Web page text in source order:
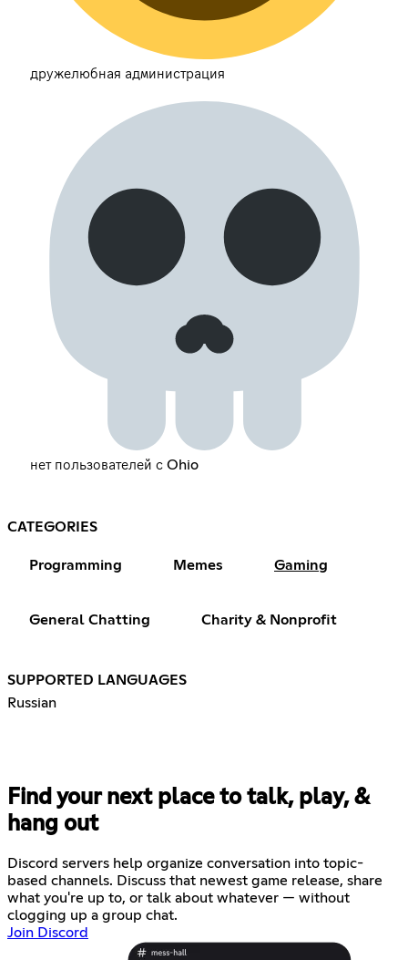
дружелюбная администрация
нет пользователей с Ohio
CATEGORIES
Programming Memes Gaming
General Chatting Charity & Nonprofit
SUPPORTED LANGUAGES
Russian
Find your next place to talk, play, &
hang out
Discord servers help organize conversation into topic-
based channels. Discuss that newest game release, share
what you're up to, or talk about whatever — without
clogging up a group chat.
Join Discord